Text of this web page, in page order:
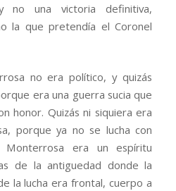
no una victoria definitiva,
la que pretendía el Coronel
no era político, y quizás
era una guerra sucia que
honor. Quizás ni siquiera era
porque ya no se lucha con
Monterrosa era un espíritu
de la antiguedad donde la
la lucha era frontal, cuerpo a